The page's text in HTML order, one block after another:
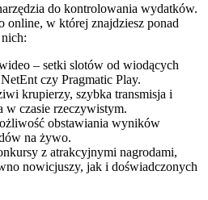
do kontrolowania wydatków.
online, w której znajdziesz ponad
– setki slotów od wiodących
czy Pragmatic Play.
krupierzy, szybka transmisja i
w czasie rzeczywistym.
obstawiania wyników
na żywo.
z atrakcyjnymi nagrodami,
nowicjuszy, jak i doświadczonych